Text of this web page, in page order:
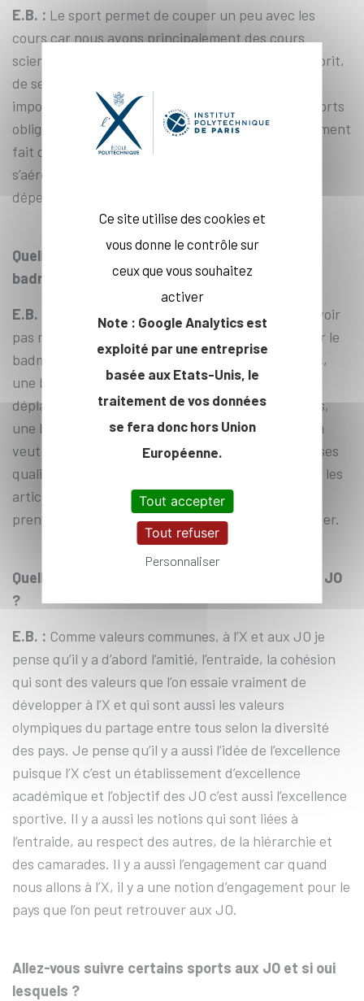
E.B. : Le sport permet de couper un peu avec les
cours car nous avons principalement des cours
scientifiques et cela permet de s’aérer un peu l’esprit,
de se maintenir et garder la forme, c’est plutôt
important. C’est vrai que s’il n’y avait pas eu de sports
obligatoires, peut-être que je n’en aurai pas forcément
fait de mon côté. Donc cela permet vraiment de
s’aérer l’esprit, de faire autre chose tout en se
dépensant et en ayant le goût de l’effort.
Quelles qualités physiques et mentales le
badminton exige-t-il ?
E.B. :
Le badminton est une discipline où il faut avoir
pas mal de cardio. Il faut avoir des bons appuis car le
badminton implique beaucoup de retours d’appuis,
une bonne vitesse, courir vite sur des courts
déplacements. Il faut aussi avoir des bons réflexes,
une bonne concentration et savoir analyser où l’on
veut mettre le point par exemple. Il faut analyser ses
qualités et ses faiblesses. Il y a aussi un travail sur les
articulations dû aux appuis que l’on doit souvent
prendre. Une bonne souplesse aussi, cela peut aider.
Quelles sont les valeurs communes à l’X et aux JO
?
E.B. : Comme valeurs communes, à l’X et aux JO je
pense qu’il y a d’abord l’amitié, l’entraide, la cohésion
qui sont des valeurs que l’on essaie vraiment de
développer à l’X et qui sont aussi les valeurs
olympiques du partage entre tous selon la diversité
des pays. Je pense qu’il y a aussi l’idée de l’excellence
puisque l’X c’est un établissement d’excellence
académique et l’objectif des JO c’est aussi l’excellence
sportive. Il y a aussi les notions qui sont liées à
l’entraide, au respect des autres, de la hiérarchie et
des camarades. Il y a aussi l’engagement car quand
nous allons à l’X, il y a une notion d’engagement pour le
pays que l’on peut retrouver aux JO.
Allez-vous suivre certains sports aux JO et si oui
lesquels ?
Ce site utilise des cookies et
vous donne le contrôle sur
ceux que vous souhaitez
activer
Note : Google Analytics est
exploité par une entreprise
basée aux Etats-Unis, le
traitement de vos données
se fera donc hors Union
Européenne.
Tout accepter
Tout refuser
Personnaliser